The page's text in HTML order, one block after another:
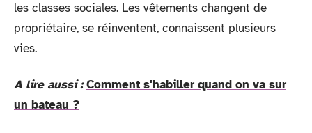
les classes sociales. Les vêtements changent de
propriétaire, se réinventent, connaissent plusieurs
vies.
A lire aussi : Comment s'habiller quand on va sur
un bateau ?